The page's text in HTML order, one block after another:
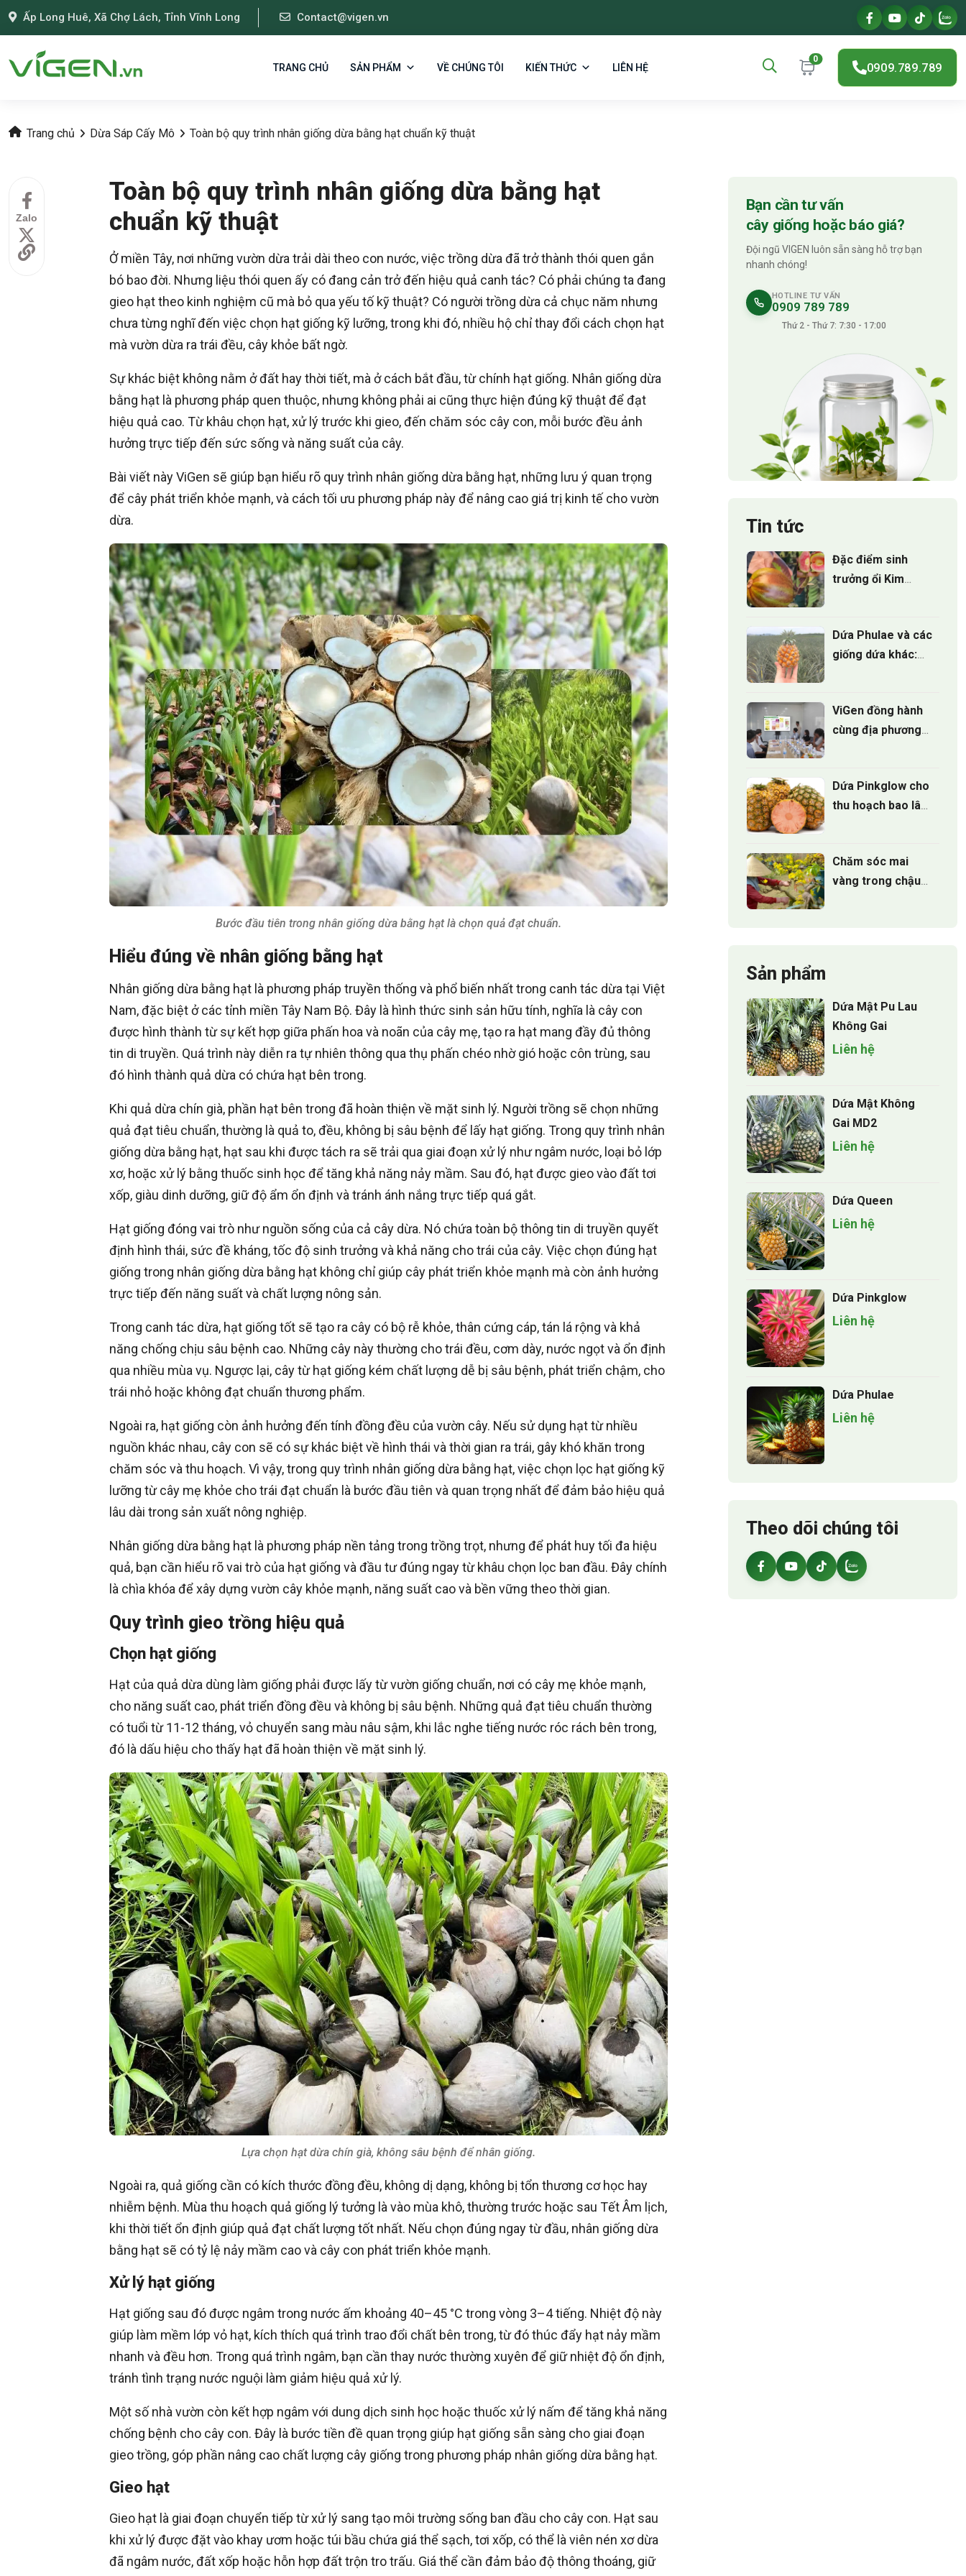
Ấp Long Huê, Xã Chợ Lách, Tỉnh Vĩnh Long Contact@vigen.vn
TRANG CHỦ SẢN PHẨM VỀ CHÚNG TÔI KIẾN THỨC LIÊN HỆ
0
0909.789.789
Trang chủ Dừa Sáp Cấy Mô Toàn bộ quy trình nhân giống dừa bằng hạt chuẩn kỹ thuật
Zalo
Toàn bộ quy trình nhân giống dừa bằng hạt
chuẩn kỹ thuật
Ở miền Tây, nơi những vườn dừa trải dài theo con nước, việc trồng dừa đã trở thành thói quen gắn
bó bao đời. Nhưng liệu thói quen ấy có đang cản trở đến hiệu quả canh tác? Có phải chúng ta đang
gieo hạt theo kinh nghiệm cũ mà bỏ qua yếu tố kỹ thuật? Có người trồng dừa cả chục năm nhưng
chưa từng nghĩ đến việc chọn hạt giống kỹ lưỡng, trong khi đó, nhiều hộ chỉ thay đổi cách chọn hạt
mà vườn dừa ra trái đều, cây khỏe bất ngờ.
Sự khác biệt không nằm ở đất hay thời tiết, mà ở cách bắt đầu, từ chính hạt giống. Nhân giống dừa
bằng hạt là phương pháp quen thuộc, nhưng không phải ai cũng thực hiện đúng kỹ thuật để đạt
hiệu quả cao. Từ khâu chọn hạt, xử lý trước khi gieo, đến chăm sóc cây con, mỗi bước đều ảnh
hưởng trực tiếp đến sức sống và năng suất của cây.
Bài viết này ViGen sẽ giúp bạn hiểu rõ quy trình nhân giống dừa bằng hạt, những lưu ý quan trọng
để cây phát triển khỏe mạnh, và cách tối ưu phương pháp này để nâng cao giá trị kinh tế cho vườn
dừa.
Bước đầu tiên trong nhân giống dừa bằng hạt là chọn quả đạt chuẩn.
Hiểu đúng về nhân giống bằng hạt
Nhân giống dừa bằng hạt là phương pháp truyền thống và phổ biến nhất trong canh tác dừa tại Việt
Nam, đặc biệt ở các tỉnh miền Tây Nam Bộ. Đây là hình thức sinh sản hữu tính, nghĩa là cây con
được hình thành từ sự kết hợp giữa phấn hoa và noãn của cây mẹ, tạo ra hạt mang đầy đủ thông
tin di truyền. Quá trình này diễn ra tự nhiên thông qua thụ phấn chéo nhờ gió hoặc côn trùng, sau
đó hình thành quả dừa có chứa hạt bên trong.
Khi quả dừa chín già, phần hạt bên trong đã hoàn thiện về mặt sinh lý. Người trồng sẽ chọn những
quả đạt tiêu chuẩn, thường là quả to, đều, không bị sâu bệnh để lấy hạt giống. Trong quy trình nhân
giống dừa bằng hạt, hạt sau khi được tách ra sẽ trải qua giai đoạn xử lý như ngâm nước, loại bỏ lớp
xơ, hoặc xử lý bằng thuốc sinh học để tăng khả năng nảy mầm. Sau đó, hạt được gieo vào đất tơi
xốp, giàu dinh dưỡng, giữ độ ẩm ổn định và tránh ánh nắng trực tiếp quá gắt.
Hạt giống đóng vai trò như nguồn sống của cả cây dừa. Nó chứa toàn bộ thông tin di truyền quyết
định hình thái, sức đề kháng, tốc độ sinh trưởng và khả năng cho trái của cây. Việc chọn đúng hạt
giống trong nhân giống dừa bằng hạt không chỉ giúp cây phát triển khỏe mạnh mà còn ảnh hưởng
trực tiếp đến năng suất và chất lượng nông sản.
Trong canh tác dừa, hạt giống tốt sẽ tạo ra cây có bộ rễ khỏe, thân cứng cáp, tán lá rộng và khả
năng chống chịu sâu bệnh cao. Những cây này thường cho trái đều, cơm dày, nước ngọt và ổn định
qua nhiều mùa vụ. Ngược lại, cây từ hạt giống kém chất lượng dễ bị sâu bệnh, phát triển chậm, cho
trái nhỏ hoặc không đạt chuẩn thương phẩm.
Ngoài ra, hạt giống còn ảnh hưởng đến tính đồng đều của vườn cây. Nếu sử dụng hạt từ nhiều
nguồn khác nhau, cây con sẽ có sự khác biệt về hình thái và thời gian ra trái, gây khó khăn trong
chăm sóc và thu hoạch. Vì vậy, trong quy trình nhân giống dừa bằng hạt, việc chọn lọc hạt giống kỹ
lưỡng từ cây mẹ khỏe cho trái đạt chuẩn là bước đầu tiên và quan trọng nhất để đảm bảo hiệu quả
lâu dài trong sản xuất nông nghiệp.
Nhân giống dừa bằng hạt là phương pháp nền tảng trong trồng trọt, nhưng để phát huy tối đa hiệu
quả, bạn cần hiểu rõ vai trò của hạt giống và đầu tư đúng ngay từ khâu chọn lọc ban đầu. Đây chính
là chìa khóa để xây dựng vườn cây khỏe mạnh, năng suất cao và bền vững theo thời gian.
Quy trình gieo trồng hiệu quả
Chọn hạt giống
Hạt của quả dừa dùng làm giống phải được lấy từ vườn giống chuẩn, nơi có cây mẹ khỏe mạnh,
cho năng suất cao, phát triển đồng đều và không bị sâu bệnh. Những quả đạt tiêu chuẩn thường
có tuổi từ 11-12 tháng, vỏ chuyển sang màu nâu sậm, khi lắc nghe tiếng nước róc rách bên trong,
đó là dấu hiệu cho thấy hạt đã hoàn thiện về mặt sinh lý.
Lựa chọn hạt dừa chín già, không sâu bệnh để nhân giống.
Ngoài ra, quả giống cần có kích thước đồng đều, không dị dạng, không bị tổn thương cơ học hay
nhiễm bệnh. Mùa thu hoạch quả giống lý tưởng là vào mùa khô, thường trước hoặc sau Tết Âm lịch,
khi thời tiết ổn định giúp quả đạt chất lượng tốt nhất. Nếu chọn đúng ngay từ đầu, nhân giống dừa
bằng hạt sẽ có tỷ lệ nảy mầm cao và cây con phát triển khỏe mạnh.
Xử lý hạt giống
Hạt giống sau đó được ngâm trong nước ấm khoảng 40–45 °C trong vòng 3–4 tiếng. Nhiệt độ này
giúp làm mềm lớp vỏ hạt, kích thích quá trình trao đổi chất bên trong, từ đó thúc đẩy hạt nảy mầm
nhanh và đều hơn. Trong quá trình ngâm, bạn cần thay nước thường xuyên để giữ nhiệt độ ổn định,
tránh tình trạng nước nguội làm giảm hiệu quả xử lý.
Một số nhà vườn còn kết hợp ngâm với dung dịch sinh học hoặc thuốc xử lý nấm để tăng khả năng
chống bệnh cho cây con. Đây là bước tiền đề quan trọng giúp hạt giống sẵn sàng cho giai đoạn
gieo trồng, góp phần nâng cao chất lượng cây giống trong phương pháp nhân giống dừa bằng hạt.
Gieo hạt
Gieo hạt là giai đoạn chuyển tiếp từ xử lý sang tạo môi trường sống ban đầu cho cây con. Hạt sau
khi xử lý được đặt vào khay ươm hoặc túi bầu chứa giá thể sạch, tơi xốp, có thể là viên nén xơ dừa
đã ngâm nước, đất xốp hoặc hỗn hợp đất trộn tro trấu. Giá thể cần đảm bảo độ thông thoáng, giữ
Bạn cần tư vấn
cây giống hoặc báo giá?
Đội ngũ VIGEN luôn sẵn sàng hỗ trợ bạn
nhanh chóng!
HOTLINE TƯ VẤN
0909 789 789
Thứ 2 - Thứ 7: 7:30 - 17:00
Tin tức
Đặc điểm sinh
trưởng ổi Kim
vườn cần biết
Dứa Phulae và các
giống dứa khác:
ViGen đồng hành
cùng địa phương
xôi cấy mô cho vụ
hoa tết 2027
Dứa Pinkglow cho
thu hoạch bao lâu
Chăm sóc mai
vàng trong chậu
Sản phẩm
Dứa Mật Pu Lau
Không Gai
Liên hệ
Dứa Mật Không
Gai MD2
Liên hệ
Dứa Queen
Liên hệ
Dứa Pinkglow
Liên hệ
Dứa Phulae
Liên hệ
Theo dõi chúng tôi